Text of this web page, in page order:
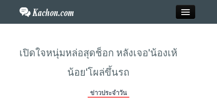
เปิดใจหนุ่มหล่อสุดช็อก หลังเจอ'น้องเห้
น้อย'โผล่ขึ้นรถ
ข่าวประจำวัน